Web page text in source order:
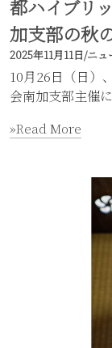
都ハイブリ
加支部の秋
2025年11月11日/ニュ
10月26日（日）
会南加支部主催
»Read More